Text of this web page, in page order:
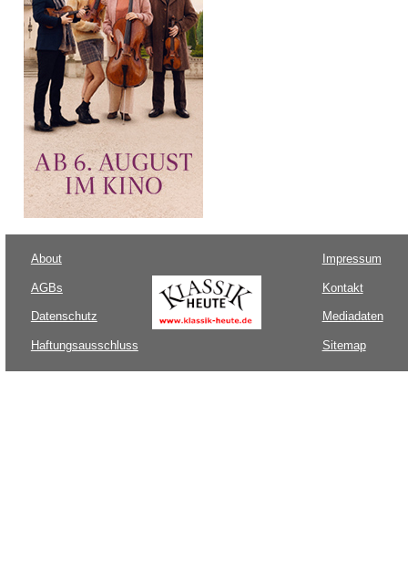
About
AGBs
Datenschutz
Haftungsausschluss
Impressum
Kontakt
Mediadaten
Sitemap